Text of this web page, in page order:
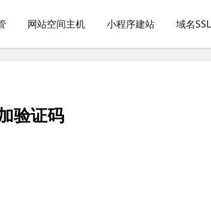
网站空间主机 小程序建站 域名
验证码